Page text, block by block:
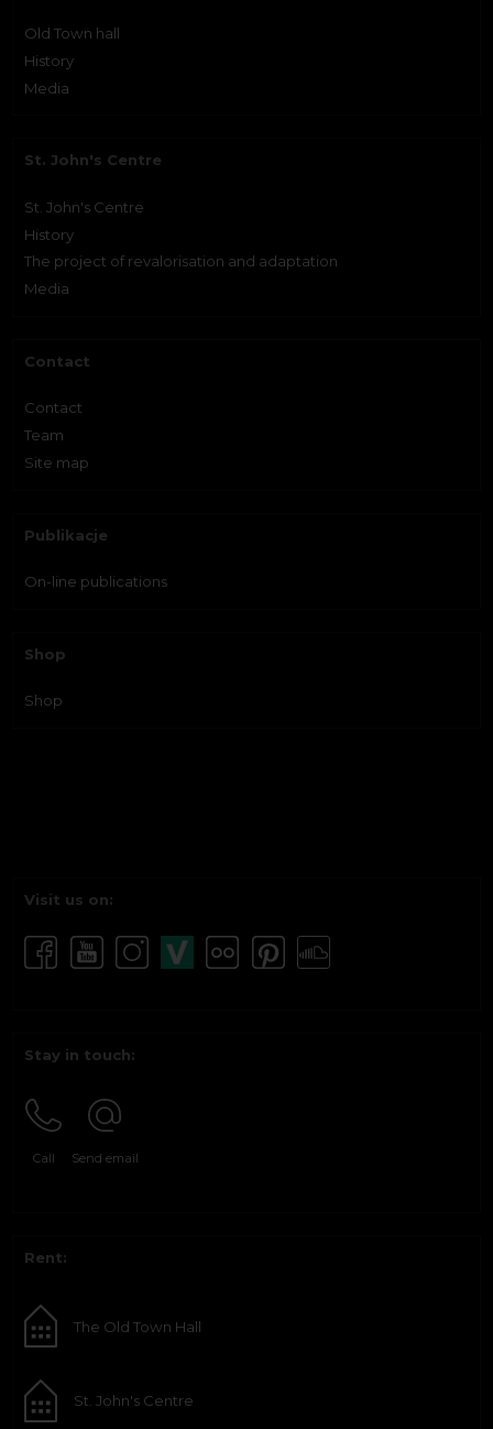
Old Town hall
History
Media
St. John's Centre
St. John's Centre
History
The project of revalorisation and adaptation
Media
Contact
Contact
Team
Site map
Publikacje
On-line publications
Shop
Shop
Visit us on:
Stay in touch:
Call Send email
Rent:
The Old Town Hall
St. John's Centre